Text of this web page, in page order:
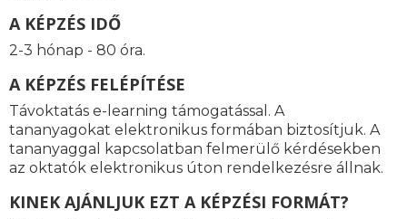
A KÉPZÉS IDŐ
2-3 hónap - 80 óra.
A KÉPZÉS FELÉPÍTÉSE
Távoktatás e-learning támogatással. A
tananyagokat elektronikus formában biztosítjuk. A
tananyaggal kapcsolatban felmerülő kérdésekben
az oktatók elektronikus úton rendelkezésre állnak.
KINEK AJÁNLJUK EZT A KÉPZÉSI FORMÁT?